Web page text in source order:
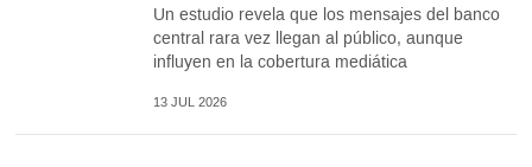
Un estudio revela que los mensajes del banco
central rara vez llegan al público, aunque
influyen en la cobertura mediática
13 JUL 2026